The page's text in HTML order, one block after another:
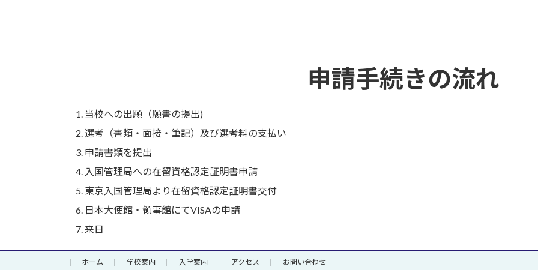
申請手続きの流れ
当校への出願（願書の提出)
選考（書類・面接・筆記）及び選考料の支払い
申請書類を提出
入国管理局への在留資格認定証明書申請
東京入国管理局より在留資格認定証明書交付
日本大使館・領事館にてVISAの申請
来日
ホーム 学校案内 入学案内 アクセス お問い合わせ